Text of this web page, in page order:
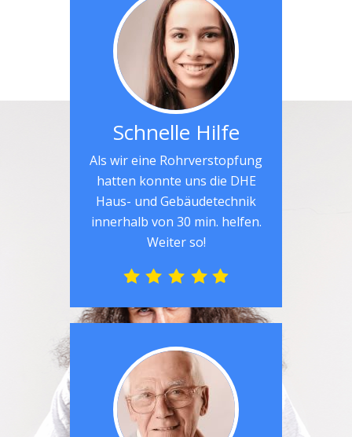
Schnelle Hilfe
Als wir eine Rohrverstopfung
hatten konnte uns die DHE
Haus- und Gebäudetechnik
innerhalb von 30 min. helfen.
Weiter so!